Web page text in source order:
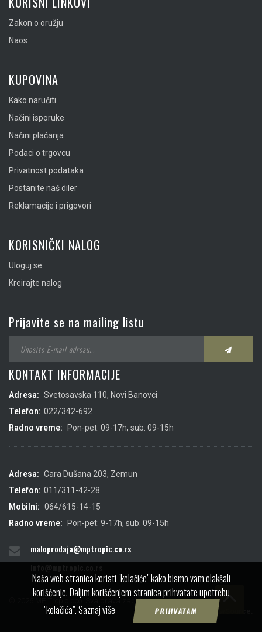
Zakon o oružju
Naos
KUPOVINA
Kako naručiti
Načini isporuke
Načini plaćanja
Podaci o trgovcu
Privatnost podataka
Postanite naš diler
Reklamacije i prigovori
KORISNIČKI NALOG
Uloguj se
Kreirajte nalog
Prijavite se na mailing listu
KONTAKT INFORMACIJE
Adresa: Svetosavska 110, Novi Banovci
Telefon: 022/342-692
Radno vreme:
Pon-pet: 09-17h, sub: 09-15h
Adresa: Cara Dušana 203, Zemun
Telefon: 011/311-42-28
Mobilni: 064/615-14-15
Radno vreme:
Pon-pet: 9-17h, sub: 09-15h
maloprodaja@mptropic.co.rs
© 2026 MP Tropic doo. Sva prava zadržana.
Created byIMS ViewSource.
Naša web stranica koristi "kolačiće" kako bismo vam olakšali
korišćenje. Daljim korišćenjem stranica prihvatate upotrebu
"kolačića".Saznaj više PRIHVATAM